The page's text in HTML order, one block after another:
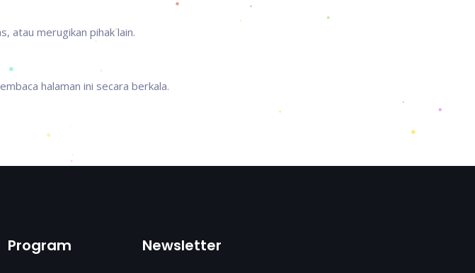
atau merugikan pihak lain.
halaman ini secara berkala.
Program Newsletter